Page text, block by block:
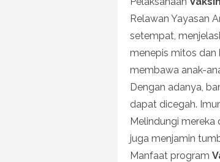
Relawan Yayasan
setempat,
menepis mitos dan
membawa anak-
Dengan adanya,
dapat dicegah.
Melindungi mereka
juga menjamin
Manfaat program